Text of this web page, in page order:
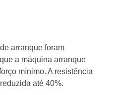
arranque foram
a máquina arranque
mínimo. A resistência
até 40%.